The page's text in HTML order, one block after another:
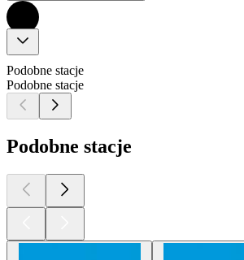
Podobne stacje
Podobne stacje
Podobne stacje